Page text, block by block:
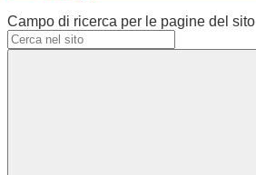
Campo di ricerca per le pagine del sito